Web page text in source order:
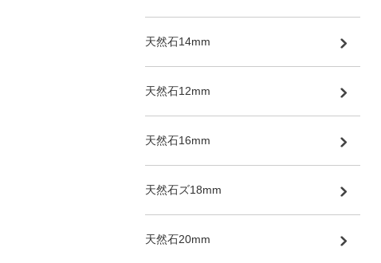
天然石14mm
天然石12mm
天然石16mm
天然石ズ18mm
天然石20mm